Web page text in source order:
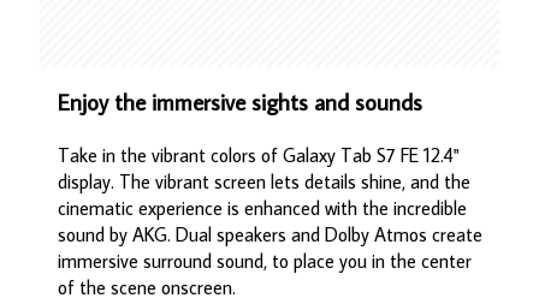
Enjoy the immersive sights and sounds
Take in the vibrant colors of Galaxy Tab S7 FE 12.4"
display. The vibrant screen lets details shine, and the
cinematic experience is enhanced with the incredible
sound by AKG. Dual speakers and Dolby Atmos create
immersive surround sound, to place you in the center
of the scene onscreen.